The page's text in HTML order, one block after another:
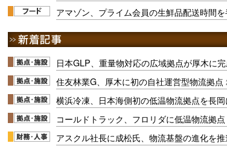
アマゾン、プライム会員の生鮮品配送時間を
日本GLP、重量物対応の広域拠点が厚木に
住友林業G、厚木に初の自社運営型物流拠点
横浜冷凍、日本海側初の低温物流拠点を長岡
コールドトラック、フロリダに低温物流拠点
アスクル社長に成松氏、物流基盤の進化を推